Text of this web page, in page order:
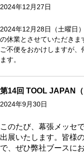
2024年12月27日
2024年12月28日（土曜日
の休業とさせていただきま
ご不便をおかけしますが
ます。
第14回 TOOL JAPAN
2024年9月30日
このたび、幕張メッセ
出展いたします。皆様
で、ぜひ弊社ブースに